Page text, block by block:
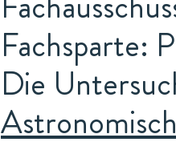
Fachsparte:
Die